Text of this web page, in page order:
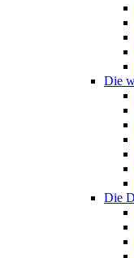
Die
Die